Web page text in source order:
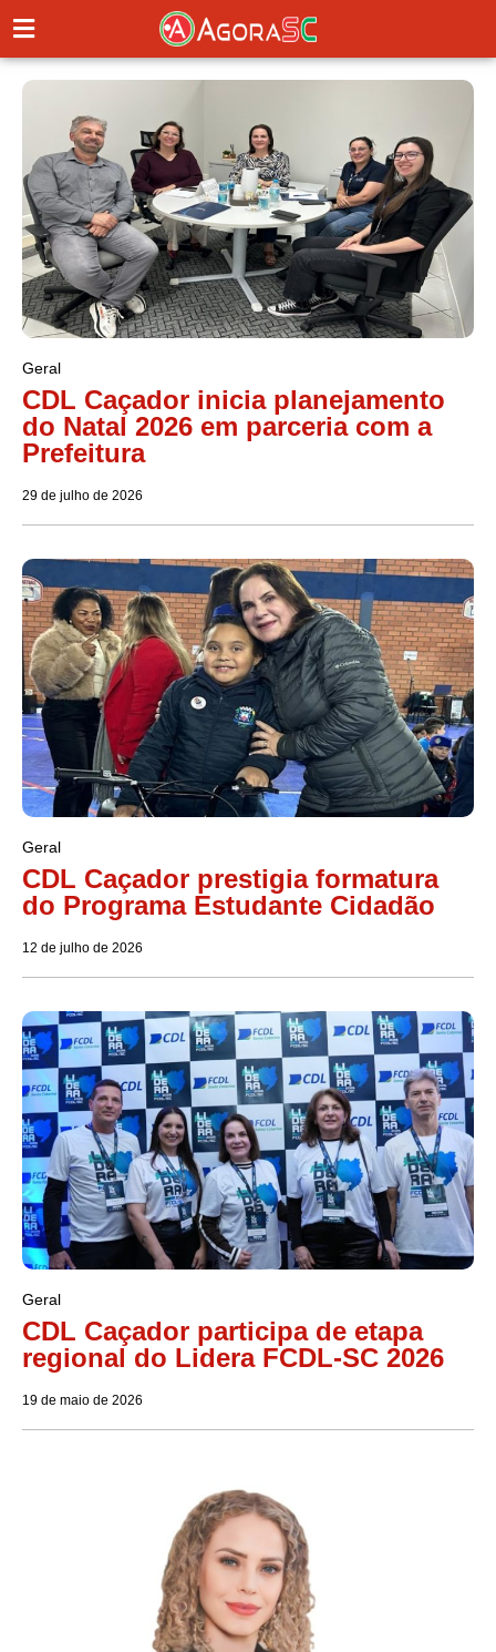
Geral
CDL Caçador inicia planejamento
do Natal 2026 em parceria com a
Prefeitura
29 de julho de 2026
Geral
CDL Caçador prestigia formatura
do Programa Estudante Cidadão
12 de julho de 2026
Geral
CDL Caçador participa de etapa
regional do Lidera FCDL-SC 2026
19 de maio de 2026